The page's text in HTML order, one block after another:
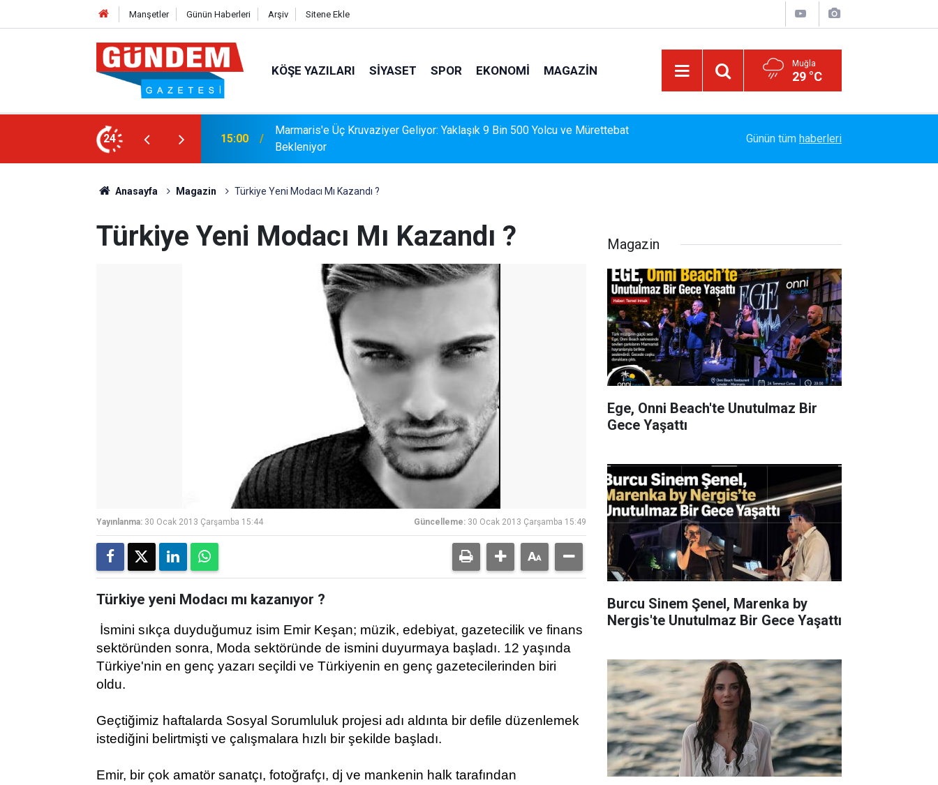
Manşetler Günün Haberleri Arşiv Sitene Ekle
KÖŞE YAZILARI SIYASET SPOR EKONOMI MAGAZIN Muğla
29 °C
24
9 Bin 500 Yolcu ve Mürettebat
14:17 MARMARİS'TE DERELERDE TEMİZLİK SEFERBERLİĞİ Bayram Arıcı: "Biz Bir Aileyiz" Anlayışıyla 12
Günün tüm haberleri
Anasayfa Magazin Türkiye Yeni Modacı Mı Kazandı ?
Türkiye Yeni Modacı Mı Kazandı ?
Yayınlanma: 30 Ocak 2013 Çarşamba 15:44 Güncelleme: 30 Ocak 2013 Çarşamba 15:49
Türkiye yeni Modacı mı kazanıyor ?
İsmini sıkça duyduğumuz isim Emir Keşan; müzik, edebiyat, gazetecilik ve finans
sektöründen sonra, Moda sektöründe de ismini duyurmaya başladı. 12 yaşında
Türkiye'nin en genç yazarı seçildi ve Türkiyenin en genç gazetecilerinden biri
oldu.
Geçtiğimiz haftalarda Sosyal Sorumluluk projesi adı aldınta bir defile düzenlemek
istediğini belirtmişti ve çalışmalara hızlı bir şekilde başladı.
Emir, bir çok amatör sanatçı, fotoğrafçı, dj ve mankenin halk tarafından
Magazin
Ege, Onni Beach'te Unutulmaz Bir
Gece Yaşattı
Burcu Sinem Şenel, Marenka by
Nergis'te Unutulmaz Bir Gece Yaşattı